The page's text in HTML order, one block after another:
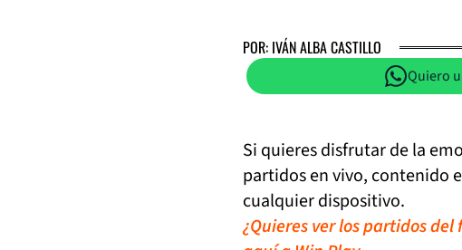
POR: IVÁN ALBA CASTILLO
Quiero
Si quieres disfrutar de la
partidos en vivo, contenido
cualquier dispositivo.
¿Quieres ver los partidos